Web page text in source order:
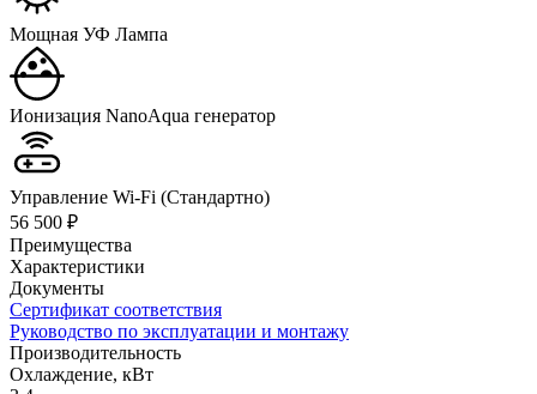
Мощная УФ Лампа
Ионизация NanoAqua генератор
Управление Wi-Fi (Стандартно)
56 500 ₽
Преимущества
Характеристики
Документы
Сертификат соответствия
Руководство по эксплуатации и монтажу
Производительность
Охлаждение, кВт